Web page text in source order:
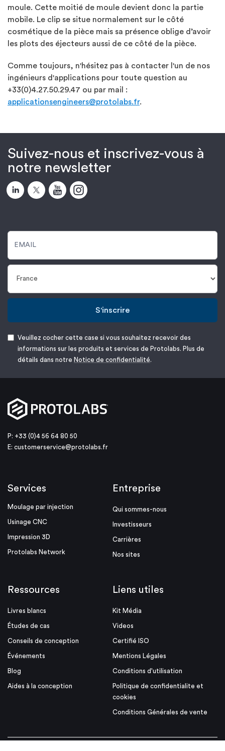
moule. Cette moitié de moule devient donc la partie
mobile. Le clip se situe normalement sur le côté
cosmétique de la pièce mais sa présence oblige d’avoir
les plots des éjecteurs aussi de ce côté de la pièce.
Comme toujours, n'hésitez pas à contacter l'un de nos
ingénieurs d'applications pour toute question au
+33(0)4.27.50.29.47 ou par mail :
applicationsengineers@protolabs.fr.
Suivez-nous et inscrivez-vous à
notre newsletter
S'inscrire
Veuillez cocher cette case si vous souhaitez recevoir des
informations sur les produits et services de Protolabs. Plus de
détails dans notre Notice de confidentialité.
P: +33 (0)4 56 64 80 50
E: customerservice@protolabs.fr
Services
Moulage par injection
Usinage CNC
Impression 3D
Protolabs Network
Entreprise
Qui sommes-nous
Investisseurs
Carrières
Nos sites
Ressources
Livres blancs
Études de cas
Conseils de conception
Événements
Blog
Aides à la conception
Liens utiles
Kit Média
Videos
Certifié ISO
Mentions Légales
Conditions d'utilisation
Politique de confidentialite et
cookies
Conditions Générales de vente